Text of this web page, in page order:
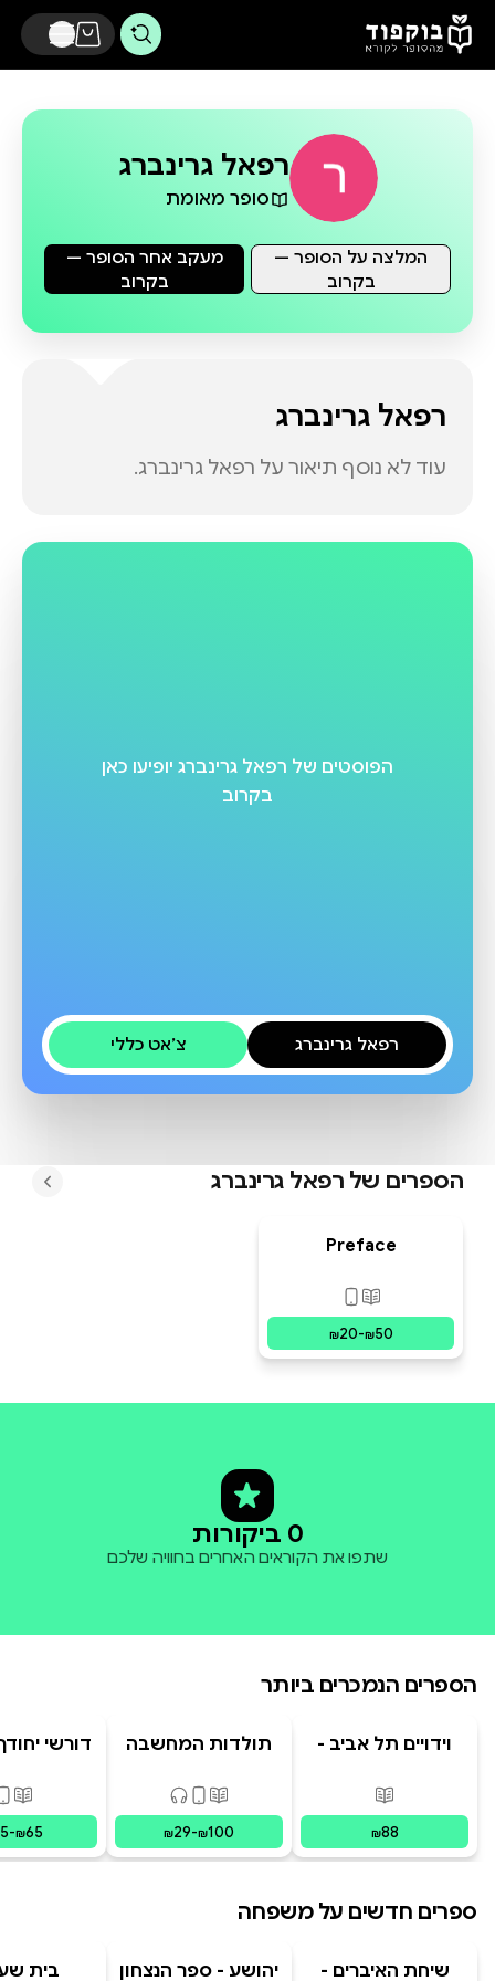
דלג לתוכן הראשי
רפאל גרינברג
סופר מאומת
מעקב אחר הסופר —
בקרוב
המלצה על הסופר —
בקרוב
רפאל גרינברג
עוד לא נוסף תיאור על רפאל גרינברג.
הפוסטים של רפאל גרינברג יופיעו כאן
בקרוב
רפאל גרינברג צ׳אט כללי
הספרים של רפאל גרינברג
Preface
פורמטים זמינים
₪20-₪50
0 ביקורות
שתפו את הקוראים האחרים בחוויה שלכם
הספרים הנמכרים ביותר
וידויים תל אביב -
פורמטים זמינים
מודפס
₪88
תולדות המחשבה
פורמטים זמינים
מודפס,
₪29-₪100
דורשי
-₪65
ספרים חדשים על משפחה
שיחת האיברים -
יהושע - ספר הנצחון
בית